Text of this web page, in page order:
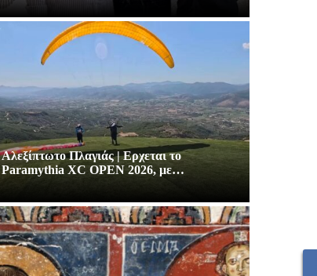
Αλεξίπτωτο Πλαγιάς | Ερχεται το
Paramythia XC OPEN 2026, με…